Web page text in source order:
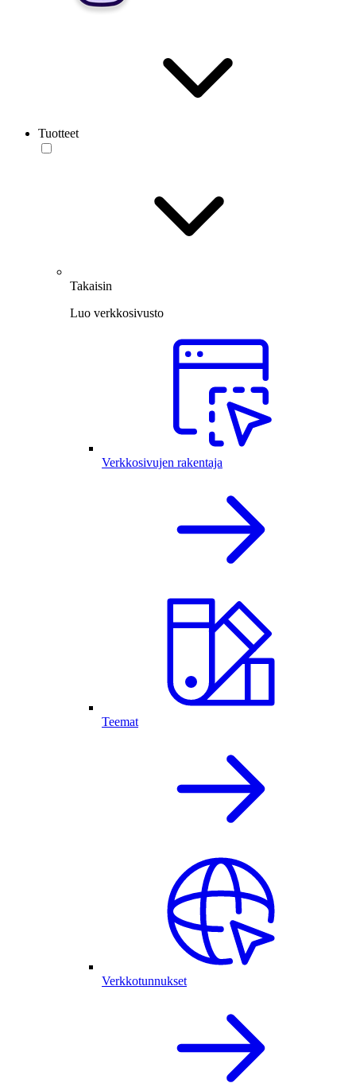
Tuotteet
Takaisin
Luo verkkosivusto
Verkkosivujen rakentaja
Teemat
Verkkotunnukset